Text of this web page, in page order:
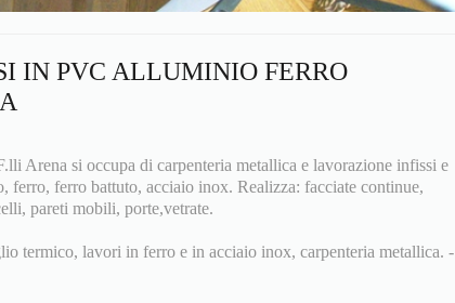
IN PVC ALLUMINIO FERRO
Arena si occupa di carpenteria metallica e lavorazione infissi e
ferro, ferro battuto, acciaio inox. Realizza: facciate continue,
pareti mobili, porte,vetrate.
termico, lavori in ferro e in acciaio inox, carpenteria metallica. -